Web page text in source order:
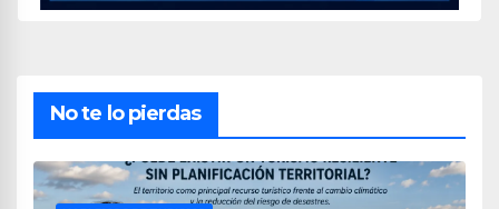
No te lo pierdas